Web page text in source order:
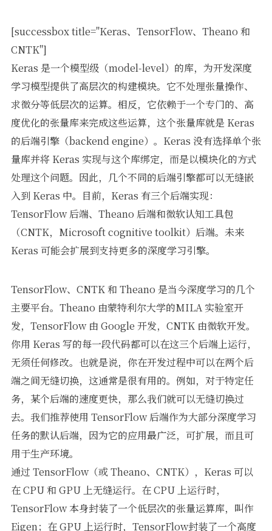
[successbox title="Keras、TensorFlow、Theano 和
CNTK"]
Keras 是一个模型级（model-level）的库，为开发深度
学习模型提供了高层次的构建模块。它不处理张量操作、
求微分等低层次的运算。相反，它依赖于一个专门的、高
度优化的张量库来完成这些运算，这个张量库就是 Keras
的后端引擎（backend engine）。Keras 没有选择单个张
量库并将 Keras 实现与这个库绑定，而是以模块化的方式
处理这个问题。因此，几个不同的后端引擎都可以无缝嵌
入到 Keras 中。目前，Keras 有三个后端实现：
TensorFlow 后端、Theano 后端和微软认知工具包
（CNTK，Microsoft cognitive toolkit）后端。未来
Keras 可能会扩展到支持更多的深度学习引擎。
TensorFlow、CNTK 和 Theano 是当今深度学习的几个
主要平台。Theano 由蒙特利尔大学的MILA 实验室开
发，TensorFlow 由 Google 开发，CNTK 由微软开发。
你用 Keras 写的每一段代码都可以在这三个后端上运行，
无须任何修改。也就是说，你在开发过程中可以在两个后
端之间无缝切换，这通常是很有用的。例如，对于特定任
务，某个后端的速度更快，那么我们就可以无缝切换过
去。我们推荐使用 TensorFlow 后端作为大部分深度学习
任务的默认后端，因为它的应用最广泛，可扩展，而且可
用于生产环境。
通过 TensorFlow（或 Theano、CNTK），Keras 可以
在 CPU 和 GPU 上无缝运行。在 CPU 上运行时，
TensorFlow 本身封装了一个低层次的张量运算库，叫作
Eigen；在 GPU 上运行时，TensorFlow封装了一个高度